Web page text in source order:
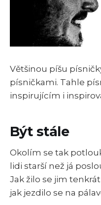
Většinou píšu
písničkami. Tahle
inspirujícím i
Být stále
Okolím se tak
lidi starší než já
Jak žilo se jim tenkrát
jak jezdilo se na